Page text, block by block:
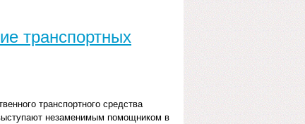
транспортных
транспортного средства
незаменимым помощником в